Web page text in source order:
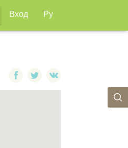
Вход Ру